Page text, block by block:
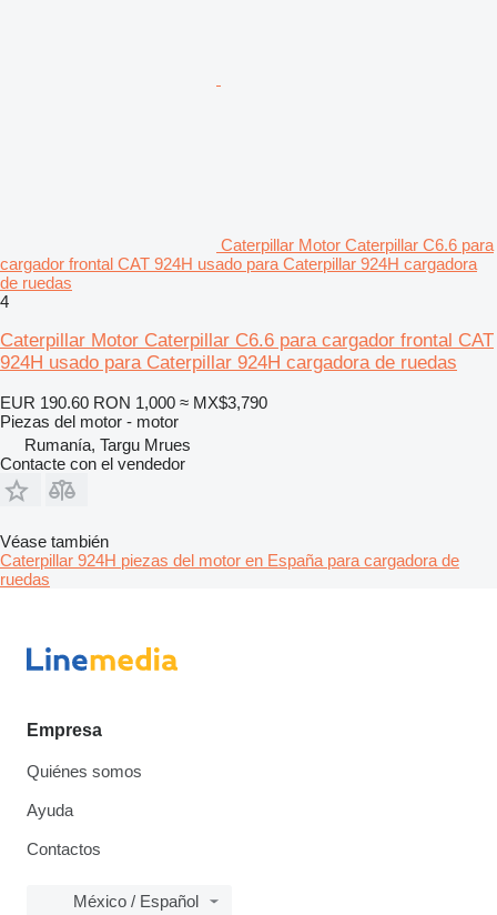
Caterpillar Motor Caterpillar C6.6 para
cargador frontal CAT 924H usado para Caterpillar 924H cargadora
de ruedas
4
Caterpillar Motor Caterpillar C6.6 para cargador frontal CAT
924H usado para Caterpillar 924H cargadora de ruedas
EUR 190.60 RON 1,000 ≈ MX$3,790
Piezas del motor - motor
Rumanía, Targu Mrues
Contacte con el vendedor
Véase también
Caterpillar 924H piezas del motor en España para cargadora de
ruedas
Empresa
Quiénes somos
Ayuda
Contactos
México / Español